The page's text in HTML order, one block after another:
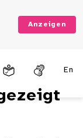
Anzeigen
En